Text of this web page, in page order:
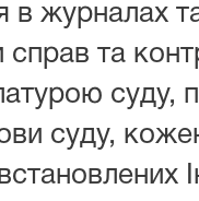
в журналах
та
суду,
суду,